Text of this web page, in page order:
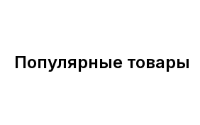
Популярные товары